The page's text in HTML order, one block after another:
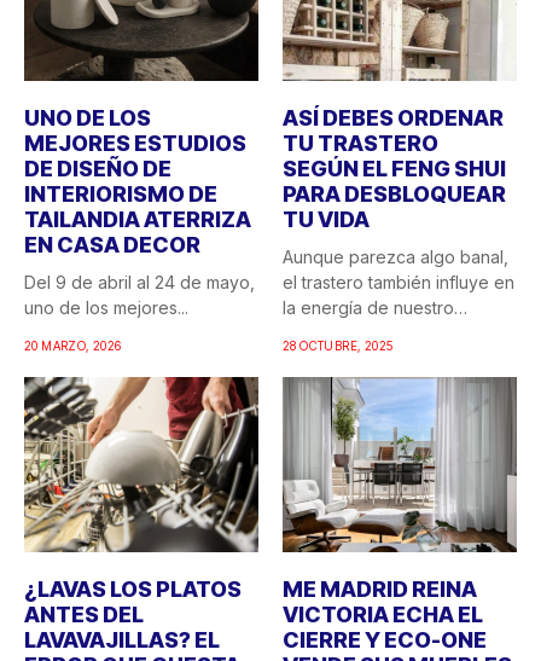
UNO DE LOS
MEJORES ESTUDIOS
DE DISEÑO DE
INTERIORISMO DE
TAILANDIA ATERRIZA
EN CASA DECOR
Del 9 de abril al 24 de mayo,
uno de los mejores...
20 MARZO, 2026
ASÍ DEBES ORDENAR
TU TRASTERO
SEGÚN EL FENG SHUI
PARA DESBLOQUEAR
TU VIDA
Aunque parezca algo banal,
el trastero también influye en
la energía de nuestro
28 OCTUBRE, 2025
¿LAVAS LOS PLATOS
ANTES DEL
LAVAVAJILLAS? EL
ME MADRID REINA
VICTORIA ECHA EL
CIERRE Y ECO-ONE